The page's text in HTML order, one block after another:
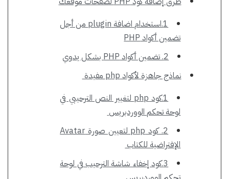
1.استخدام اضافة plugin من أجل
تضمين أكواد PHP
2. تضمين أكواد PHP بشكل يدوي
نماذج جاهزة لأكواد php مفيدة
1.كود php لتغيير النص الترحيبي في
لوحة تحكم الووردبريس
2. كود php لتعيين صورة Avatar
الإفتراضية للكتاب
3.كود إخفاء شاشة الترحيب في لوحة